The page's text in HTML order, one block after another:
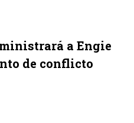
a Engie
de conflicto